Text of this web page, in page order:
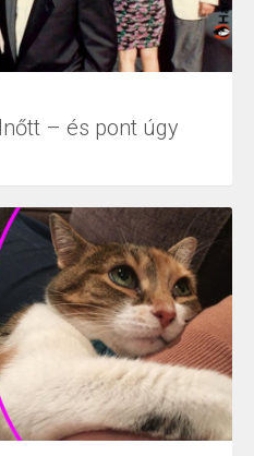
– és pont úgy